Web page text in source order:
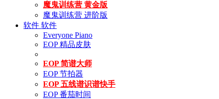
魔鬼训练营 黄金版
魔鬼训练营 进阶版
软件 软件
Everyone Piano
EOP 精品皮肤
EOP 简谱大师
EOP 节拍器
EOP 五线谱识谱快手
EOP 番茄时间